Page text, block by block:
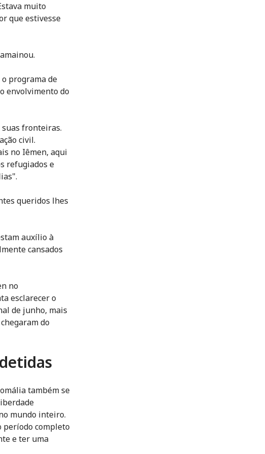
muito
que estivesse
programa de
envolvimento do
suas fronteiras.
civil.
no Iêmen, aqui
refugiados e
queridos lhes
auxílio à
cansados
no
esclarecer o
de junho, mais
do
também se
mundo inteiro.
período completo
e ter uma